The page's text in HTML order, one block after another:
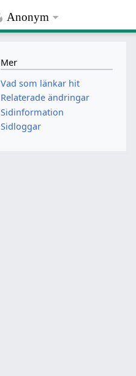
Anonym
Mer
Vad som länkar hit
Relaterade ändringar
Sidinformation
Sidloggar